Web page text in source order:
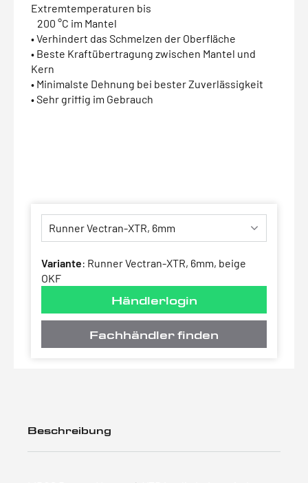
Extremtemperaturen bis
200 °C im Mantel
• Verhindert das Schmelzen der Oberfläche
• Beste Kraftübertragung zwischen Mantel und
Kern
• Minimalste Dehnung bei bester Zuverlässigkeit
• Sehr griffig im Gebrauch
Variante: Runner Vectran-XTR, 6mm, beige
OKF
Händlerlogin
Fachhändler finden
Beschreibung